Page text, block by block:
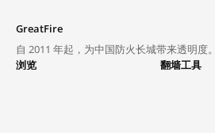
GreatFire
自 2011 年起，为中国防火长城带来透明度。
浏览
翻墙工具